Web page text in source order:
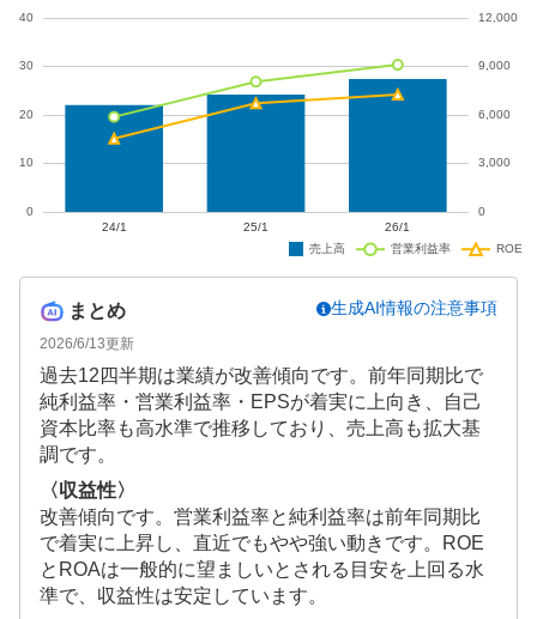
まとめ
2026/6/13更新
生成AI情報の注意事項
過去12四半期は業績が改善傾向です。前年同期比で
純利益率・営業利益率・EPSが着実に上向き、自己
資本比率も高水準で推移しており、売上高も拡大基
調です。
〈収益性〉
改善傾向です。営業利益率と純利益率は前年同期比
で着実に上昇し、直近でもやや強い動きです。ROE
とROAは一般的に望ましいとされる目安を上回る水
準で、収益性は安定しています。